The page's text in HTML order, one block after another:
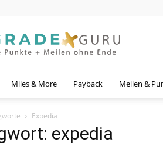
Guru
Miles & More Payback Meilen &
Expedia
expedia